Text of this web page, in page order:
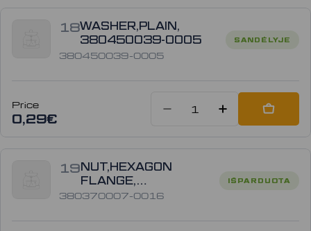
18WASHER,PLAIN,
380450039-0005
380450039-0005
SANDĖLYJE
Price
0,29€ Sumažinti kiekį:
Padidinti
Add
19NUT,HEXAGON
FLANGE,
380370007-0016
380370007-0016
IŠPARDUOTA